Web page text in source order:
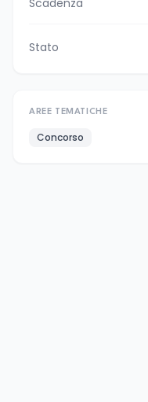
Scadenza
Stato
AREE TEMATICHE
Concorso